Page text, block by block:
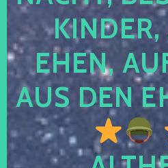
NDER,
EN,
S DEN